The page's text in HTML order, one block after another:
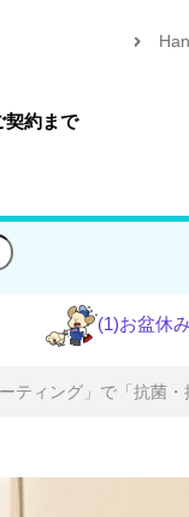
契約まで
(1)お盆休みの営業につ
ティング」で「抗菌・